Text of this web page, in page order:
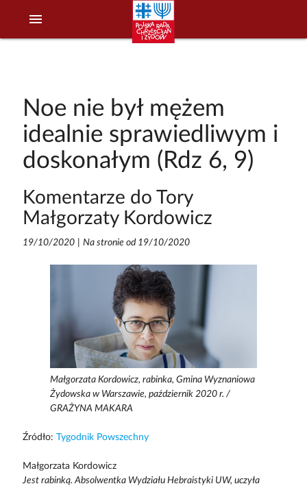
menu
Noe nie był mężem
idealnie sprawiedliwym i
doskonałym (Rdz 6, 9)
Komentarze do Tory
Małgorzaty Kordowicz
19/10/2020| Na stronie od 19/10/2020
Małgorzata Kordowicz, rabinka, Gmina Wyznaniowa
Żydowska w Warszawie, październik 2020 r. /
GRAŻYNA MAKARA
Źródło: Tygodnik Powszechny
Małgorzata Kordowicz
Jest rabinką. Absolwentka Wydziału Hebraistyki UW, uczyła